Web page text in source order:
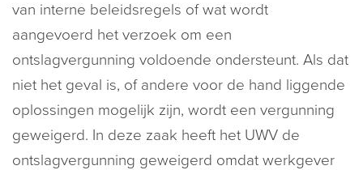
van interne beleidsregels of wat wordt
aangevoerd het verzoek om een
ontslagvergunning voldoende ondersteunt. Als dat
niet het geval is, of andere voor de hand liggende
oplossingen mogelijk zijn, wordt een vergunning
geweigerd. In deze zaak heeft het UWV de
ontslagvergunning geweigerd omdat werkgever